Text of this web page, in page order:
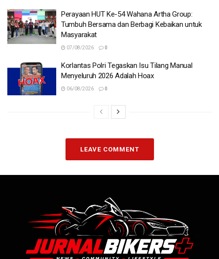
Perayaan HUT Ke-54 Wahana Artha Group:
Tumbuh Bersama dan Berbagi Kebaikan untuk
Masyarakat
07/08/2026 0
Korlantas Polri Tegaskan Isu Tilang Manual
Menyeluruh 2026 Adalah Hoax
06/08/2026 0
LEAVE COMMENT